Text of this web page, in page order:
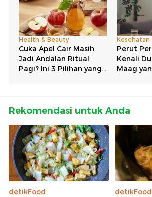
Rekomendasi untuk Anda
detikFood
detikFood